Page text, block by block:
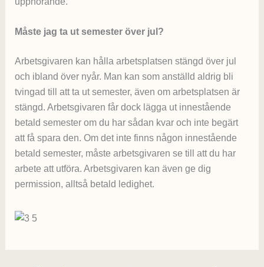
Måste jag ta ut semester över jul?
Arbetsgivaren kan hålla arbetsplatsen stängd över jul
och ibland över nyår. Man kan som anställd aldrig bli
tvingad till att ta ut semester, även om arbetsplatsen är
stängd. Arbetsgivaren får dock lägga ut innestående
betald semester om du har sådan kvar och inte begärt
att få spara den. Om det inte finns någon innestående
betald semester, måste arbetsgivaren se till att du har
arbete att utföra. Arbetsgivaren kan även ge dig
permission, alltså betald ledighet.